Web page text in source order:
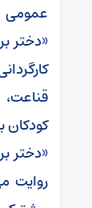
عمومی
کودکان
«دختر
روایت